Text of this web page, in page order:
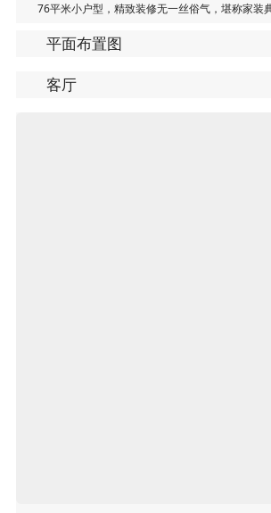
76平米小户型，精致装修无一丝俗气，堪称家装
平面布置图
客厅